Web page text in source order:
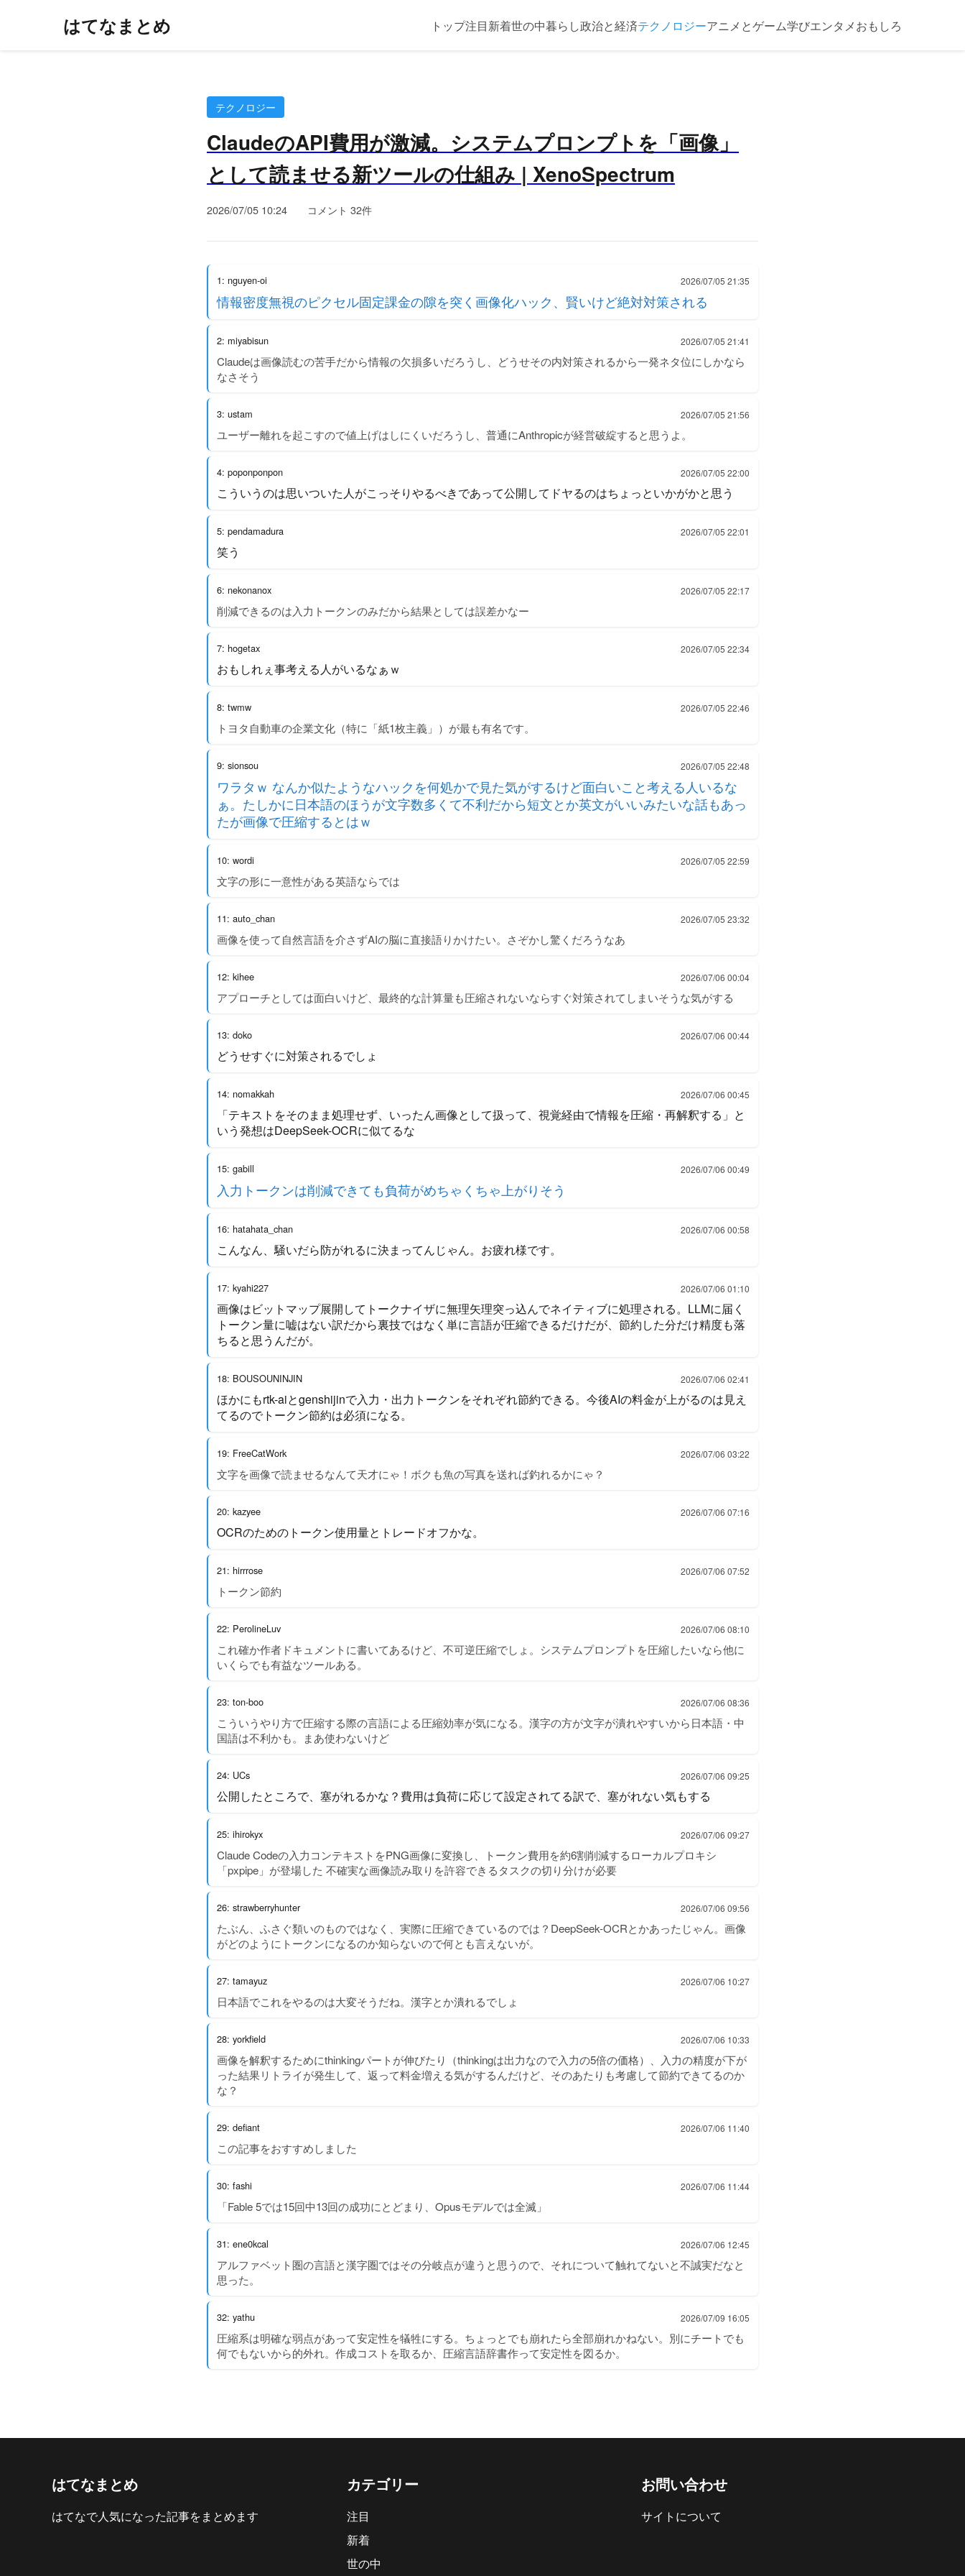
はてなまとめ トップ注目新着世の中暮らし政治と経済テクノロジーアニメとゲーム学びエンタメおもしろ
テクノロジー
ClaudeのAPI費用が激減。システムプロンプトを「画像」
として読ませる新ツールの仕組み | XenoSpectrum
2026/07/05 10:24 コメント 32件
1: nguyen-oi 2026/07/05 21:35
情報密度無視のピクセル固定課金の隙を突く画像化ハック、賢いけど絶対対策される
2: miyabisun 2026/07/05 21:41
Claudeは画像読むの苦手だから情報の欠損多いだろうし、どうせその内対策されるから一発ネタ位にしかなら
なさそう
3: ustam 2026/07/05 21:56
ユーザー離れを起こすので値上げはしにくいだろうし、普通にAnthropicが経営破綻すると思うよ。
4: poponponpon 2026/07/05 22:00
こういうのは思いついた人がこっそりやるべきであって公開してドヤるのはちょっといかがかと思う
5: pendamadura 2026/07/05 22:01
笑う
6: nekonanox 2026/07/05 22:17
削減できるのは入力トークンのみだから結果としては誤差かなー
7: hogetax 2026/07/05 22:34
おもしれぇ事考える人がいるなぁｗ
8: twmw 2026/07/05 22:46
トヨタ自動車の企業文化（特に「紙1枚主義」）が最も有名です。
9: sionsou 2026/07/05 22:48
ワラタｗ なんか似たようなハックを何処かで見た気がするけど面白いこと考える人いるな
ぁ。たしかに日本語のほうが文字数多くて不利だから短文とか英文がいいみたいな話もあっ
たが画像で圧縮するとはｗ
10: wordi 2026/07/05 22:59
文字の形に一意性がある英語ならでは
11: auto_chan 2026/07/05 23:32
画像を使って自然言語を介さずAIの脳に直接語りかけたい。さぞかし驚くだろうなあ
12: kihee 2026/07/06 00:04
アプローチとしては面白いけど、最終的な計算量も圧縮されないならすぐ対策されてしまいそうな気がする
13: doko 2026/07/06 00:44
どうせすぐに対策されるでしょ
14: nomakkah 2026/07/06 00:45
「テキストをそのまま処理せず、いったん画像として扱って、視覚経由で情報を圧縮・再解釈する」と
いう発想はDeepSeek-OCRに似てるな
15: gabill 2026/07/06 00:49
入力トークンは削減できても負荷がめちゃくちゃ上がりそう
16: hatahata_chan 2026/07/06 00:58
こんなん、騒いだら防がれるに決まってんじゃん。お疲れ様です。
17: kyahi227 2026/07/06 01:10
画像はビットマップ展開してトークナイザに無理矢理突っ込んでネイティブに処理される。LLMに届く
トークン量に嘘はない訳だから裏技ではなく単に言語が圧縮できるだけだが、節約した分だけ精度も落
ちると思うんだが。
18: BOUSOUNINJIN 2026/07/06 02:41
ほかにもrtk-aiとgenshijinで入力・出力トークンをそれぞれ節約できる。今後AIの料金が上がるのは見え
てるのでトークン節約は必須になる。
19: FreeCatWork 2026/07/06 03:22
文字を画像で読ませるなんて天才にゃ！ボクも魚の写真を送れば釣れるかにゃ？
20: kazyee 2026/07/06 07:16
OCRのためのトークン使用量とトレードオフかな。
21: hirrrose 2026/07/06 07:52
トークン節約
22: PerolineLuv 2026/07/06 08:10
これ確か作者ドキュメントに書いてあるけど、不可逆圧縮でしょ。システムプロンプトを圧縮したいなら他に
いくらでも有益なツールある。
23: ton-boo 2026/07/06 08:36
こういうやり方で圧縮する際の言語による圧縮効率が気になる。漢字の方が文字が潰れやすいから日本語・中
国語は不利かも。まあ使わないけど
24: UCs 2026/07/06 09:25
公開したところで、塞がれるかな？費用は負荷に応じて設定されてる訳で、塞がれない気もする
25: ihirokyx 2026/07/06 09:27
Claude Codeの入力コンテキストをPNG画像に変換し、トークン費用を約6割削減するローカルプロキシ
「pxpipe」が登場した 不確実な画像読み取りを許容できるタスクの切り分けが必要
26: strawberryhunter 2026/07/06 09:56
たぶん、ふさぐ類いのものではなく、実際に圧縮できているのでは？DeepSeek-OCRとかあったじゃん。画像
がどのようにトークンになるのか知らないので何とも言えないが。
27: tamayuz 2026/07/06 10:27
日本語でこれをやるのは大変そうだね。漢字とか潰れるでしょ
28: yorkfield 2026/07/06 10:33
画像を解釈するためにthinkingパートが伸びたり（thinkingは出力なので入力の5倍の価格）、入力の精度が下が
った結果リトライが発生して、返って料金増える気がするんだけど、そのあたりも考慮して節約できてるのか
な？
29: defiant 2026/07/06 11:40
この記事をおすすめしました
30: fashi 2026/07/06 11:44
「Fable 5では15回中13回の成功にとどまり、Opusモデルでは全滅」
31: ene0kcal 2026/07/06 12:45
アルファベット圏の言語と漢字圏ではその分岐点が違うと思うので、それについて触れてないと不誠実だなと
思った。
32: yathu 2026/07/09 16:05
圧縮系は明確な弱点があって安定性を犠牲にする。ちょっとでも崩れたら全部崩れかねない。別にチートでも
何でもないから的外れ。作成コストを取るか、圧縮言語辞書作って安定性を図るか。
はてなまとめ
はてなで人気になった記事をまとめます
カテゴリー
注目
新着
世の中
お問い合わせ
サイトについて